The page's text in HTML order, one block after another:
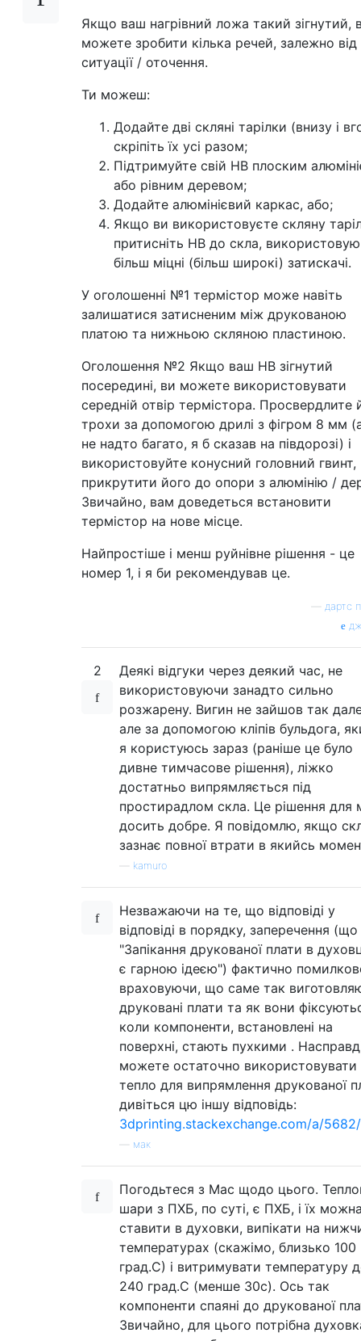
Якщо ваш нагрівний ложа такий зігнутий,
можете зробити кілька речей, залежно від
ситуації / оточення.
Ти можеш:
Додайте дві скляні тарілки (внизу і
скріпіть їх усі разом;
Підтримуйте свій НВ плоским
або рівним деревом;
Додайте алюмінієвий каркас, або;
Якщо ви використовуєте скляну
притисніть НВ до скла,
більш міцні (більш широкі) затискачі.
У оголошенні №1 термістор може навіть
залишатися затисненим між друкованою
платою та нижньою скляною пластиною.
Оголошення №2 Якщо ваш НВ зігнутий
посередині, ви можете використовувати
середній отвір термістора. Просвердлите
трохи за допомогою дрилі з фігром 8 мм
не надто багато, я б сказав на півдорозі) і
використовуйте конусний головний
прикрутити його до опори з алюмінію /
Звичайно, вам доведеться встановити
термістор на нове місце.
Найпростіше і менш руйнівне рішення - це
номер 1, і я би рекомендував це.
дартс
2
Деякі відгуки через деякий час, не
використовуючи занадто сильно
розжарену. Вигин не зайшов так
але за допомогою кліпів бульдога,
я користуюсь зараз (раніше це було
дивне тимчасове рішення), ліжко
достатньо випрямляється під
простирадлом скла. Це рішення для
досить добре. Я повідомлю, якщо
зазнає повної втрати в якийсь
kamuro
Незважаючи на те, що відповіді у
відповіді в порядку, заперечення (що
"Запікання друкованої плати в
є гарною ідеєю") фактично
враховуючи, що саме так
друковані плати та як вони
коли компоненти, встановлені на
поверхні, стають пухкими .
можете остаточно використовувати
тепло для випрямлення друкованої
дивіться цю іншу відповідь:
3dprinting.stackexchange.com/a/
мак
Погодьтеся з Mac щодо цього.
шари з ПХБ, по суті, є ПХБ, і їх
ставити в духовки, випікати на
температурах (скажімо, близько 100
град.С) і витримувати температуру
240 град.С (менше 30с). Ось так
компоненти спаяні до друкованої
Звичайно, для цього потрібна